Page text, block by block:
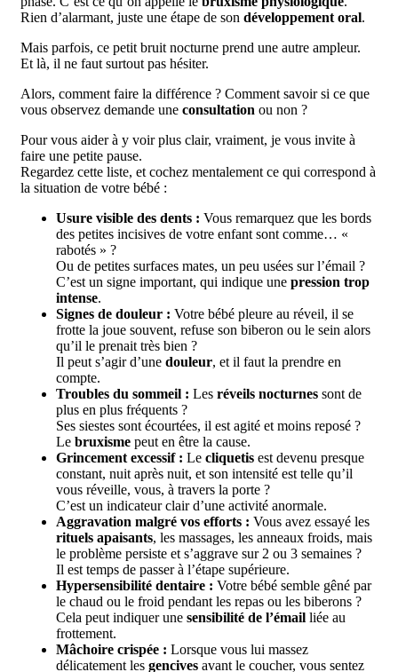
Rien d’alarmant, juste une étape de son développement oral.
Mais parfois, ce petit bruit nocturne prend une autre ampleur.
Et là, il ne faut surtout pas hésiter.
Alors, comment faire la différence ? Comment savoir si ce que
vous observez demande une consultation ou non ?
Pour vous aider à y voir plus clair, vraiment, je vous invite à
faire une petite pause.
Regardez cette liste, et cochez mentalement ce qui correspond à
la situation de votre bébé :
Usure visible des dents : Vous remarquez que les bords
des petites incisives de votre enfant sont comme… «
rabotés » ?
Ou de petites surfaces mates, un peu usées sur l’émail ?
C’est un signe important, qui indique une pression trop
intense.
Signes de douleur : Votre bébé pleure au réveil, il se
frotte la joue souvent, refuse son biberon ou le sein alors
qu’il le prenait très bien ?
Il peut s’agir d’une douleur, et il faut la prendre en
compte.
Troubles du sommeil : Les réveils nocturnes sont de
plus en plus fréquents ?
Ses siestes sont écourtées, il est agité et moins reposé ?
Le bruxisme peut en être la cause.
Grincement excessif : Le cliquetis est devenu presque
constant, nuit après nuit, et son intensité est telle qu’il
vous réveille, vous, à travers la porte ?
C’est un indicateur clair d’une activité anormale.
Aggravation malgré vos efforts : Vous avez essayé les
rituels apaisants, les massages, les anneaux froids, mais
le problème persiste et s’aggrave sur 2 ou 3 semaines ?
Il est temps de passer à l’étape supérieure.
Hypersensibilité dentaire : Votre bébé semble gêné par
le chaud ou le froid pendant les repas ou les biberons ?
Cela peut indiquer une sensibilité de l’émail liée au
frottement.
Mâchoire crispée : Lorsque vous lui massez
délicatement les gencives avant le coucher, vous sentez